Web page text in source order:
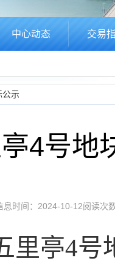
中心动态 交易
公示
4号地
息时间：2024-10-12阅读次
里亭4号